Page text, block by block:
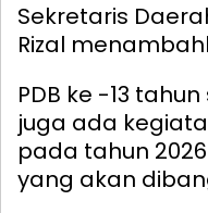
Sekretaris
Rizal
PDB ke -13
juga ada
pada tahun 2026
yang akan